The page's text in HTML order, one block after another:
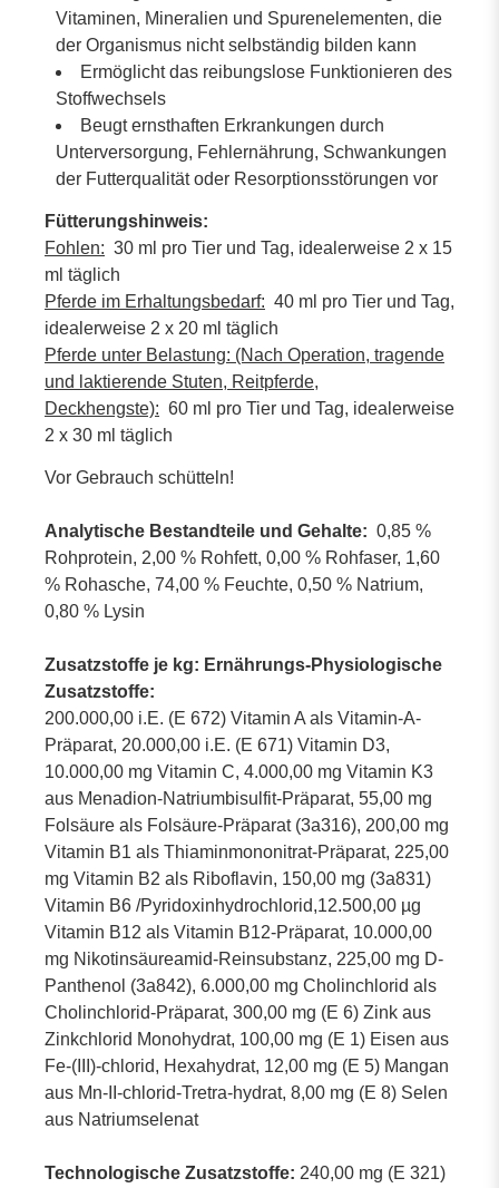
Vitaminen, Mineralien und Spurenelementen, die
der Organismus nicht selbständig bilden kann
Ermöglicht das reibungslose Funktionieren des
Stoffwechsels
Beugt ernsthaften Erkrankungen durch
Unterversorgung, Fehlernährung, Schwankungen
der Futterqualität oder Resorptionsstörungen vor
Fütterungshinweis:
Fohlen: 30 ml pro Tier und Tag, idealerweise 2 x 15
ml täglich
Pferde im Erhaltungsbedarf: 40 ml pro Tier und Tag,
idealerweise 2 x 20 ml täglich
Pferde unter Belastung: (Nach Operation, tragende
und laktierende Stuten, Reitpferde,
Deckhengste): 60 ml pro Tier und Tag, idealerweise
2 x 30 ml täglich
Vor Gebrauch schütteln!
Analytische Bestandteile und Gehalte: 0,85 %
Rohprotein, 2,00 % Rohfett, 0,00 % Rohfaser, 1,60
% Rohasche, 74,00 % Feuchte, 0,50 % Natrium,
0,80 % Lysin
Zusatzstoffe je kg: Ernährungs-Physiologische
Zusatzstoffe:
200.000,00 i.E. (E 672) Vitamin A als Vitamin-A-
Präparat, 20.000,00 i.E. (E 671) Vitamin D3,
10.000,00 mg Vitamin C, 4.000,00 mg Vitamin K3
aus Menadion-Natriumbisulfit-Präparat, 55,00 mg
Folsäure als Folsäure-Präparat (3a316), 200,00 mg
Vitamin B1 als Thiaminmononitrat-Präparat, 225,00
mg Vitamin B2 als Riboflavin, 150,00 mg (3a831)
Vitamin B6 /Pyridoxinhydrochlorid,12.500,00 µg
Vitamin B12 als Vitamin B12-Präparat, 10.000,00
mg Nikotinsäureamid-Reinsubstanz, 225,00 mg D-
Panthenol (3a842), 6.000,00 mg Cholinchlorid als
Cholinchlorid-Präparat, 300,00 mg (E 6) Zink aus
Zinkchlorid Monohydrat, 100,00 mg (E 1) Eisen aus
Fe-(III)-chlorid, Hexahydrat, 12,00 mg (E 5) Mangan
aus Mn-II-chlorid-Tretra-hydrat, 8,00 mg (E 8) Selen
aus Natriumselenat
Technologische Zusatzstoffe: 240,00 mg (E 321)